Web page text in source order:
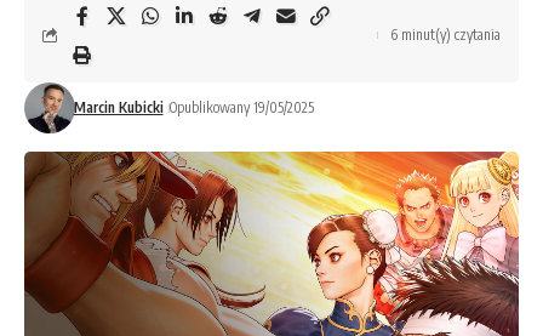
Marcin Kubicki Opublikowany 19/05/2025
6 minut(y) czytania